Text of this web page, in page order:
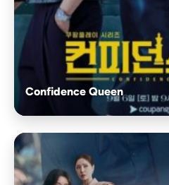
Confidence Queen